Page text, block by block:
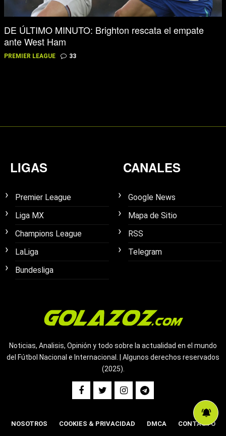
DE ÚLTIMO MINUTO: Brighton rescata el empate
ante West Ham
PREMIER LEAGUE 33
LIGAS
Premier League
Liga MX
Champions League
LaLiga
Bundesliga
CANALES
Google News
Mapa de Sitio
RSS
Telegram
Noticias, Analisis, Opinión y todo sobre la actualidad en el mundo
del Fútbol Nacional e Internacional. | Algunos derechos reservados
(2025).
NOSOTROS COOKIES & PRIVACIDAD DMCA CONTACTO